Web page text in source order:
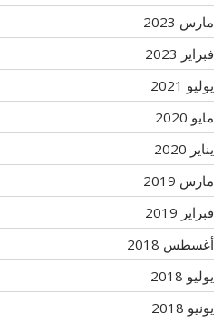
مارس 2023
فبراير 2023
يوليو 2021
مايو 2020
يناير 2020
مارس 2019
فبراير 2019
أغسطس 2018
يوليو 2018
يونيو 2018